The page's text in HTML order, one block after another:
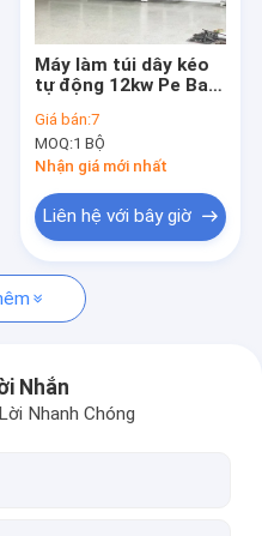
Máy làm túi dây kéo
tự động 12kw Pe Bao
Giá bán:7
MOQ:1 BỘ
Nhận giá mới nhất
Liên hệ với bây giờ
Nhắn
Nhanh Chóng